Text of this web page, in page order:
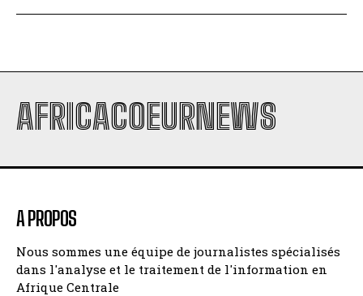
AFRICACOEURNEWS
A PROPOS
Nous sommes une équipe de journalistes spécialisés
dans l'analyse et le traitement de l'information en
Afrique Centrale